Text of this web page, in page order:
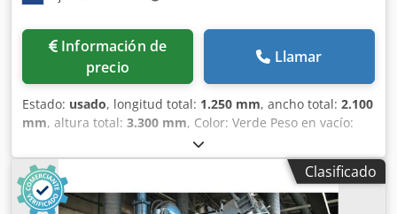
Información de
precio
Llamar
Estado: usado, longitud total: 1.250 mm, ancho total: 2.100
mm, altura total: 3.300 mm, Color: Verde Peso en vacío:
7000 kg Precio: Consultar - Documentación disponible: No -
Certificado CE: No - Control: Convencional - Modelo de
prensa: Prensa de estructura en C - Tipo de prensa: De
simple efecto - Fuerza de la prensa [toneladas]: 100 -
Clasificado